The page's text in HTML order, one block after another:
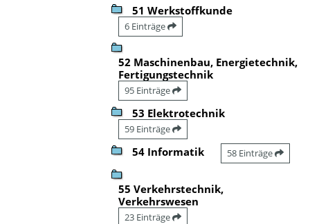
51 Werkstoffkunde
6 Einträge
52 Maschinenbau, Energietechnik,
Fertigungstechnik
95 Einträge
53 Elektrotechnik
59 Einträge
54 Informatik 58 Einträge
55 Verkehrstechnik,
Verkehrswesen
23 Einträge